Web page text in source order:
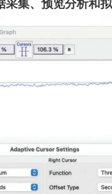
集、预览分析和